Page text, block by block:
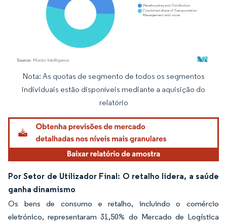
Imagem © Mordor Intelligence. O reuso requer atribuição conforme CC BY 4.0.
Nota: As quotas de segmento de todos os segmentos
individuais estão disponíveis mediante a aquisição do
relatório
Por Setor de Utilizador Final: O retalho lidera, a saúde
ganha dinamismo
Os bens de consumo e retalho, incluindo o comércio
eletrónico, representaram 31,50% do Mercado de Logística